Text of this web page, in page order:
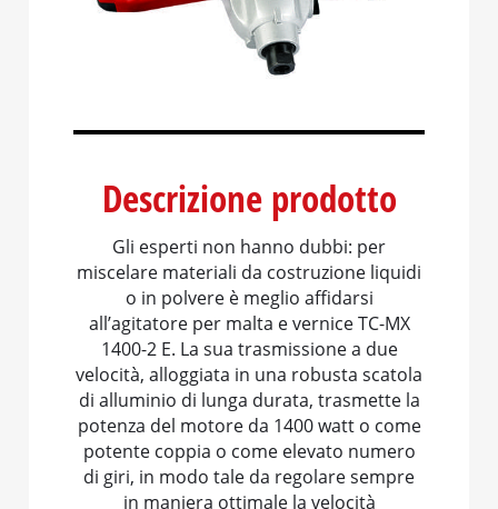
Descrizione prodotto
Gli esperti non hanno dubbi: per
miscelare materiali da costruzione liquidi
o in polvere è meglio affidarsi
all’agitatore per malta e vernice TC-MX
1400-2 E. La sua trasmissione a due
velocità, alloggiata in una robusta scatola
di alluminio di lunga durata, trasmette la
potenza del motore da 1400 watt o come
potente coppia o come elevato numero
di giri, in modo tale da regolare sempre
in maniera ottimale la velocità